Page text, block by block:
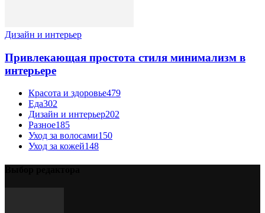
Дизайн и интерьер
Привлекающая простота стиля минимализм в
интерьере
Красота и здоровье479
Еда302
Дизайн и интерьер202
Разное185
Уход за волосами150
Уход за кожей148